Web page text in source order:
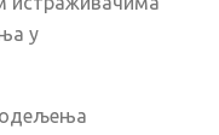
у
одељења